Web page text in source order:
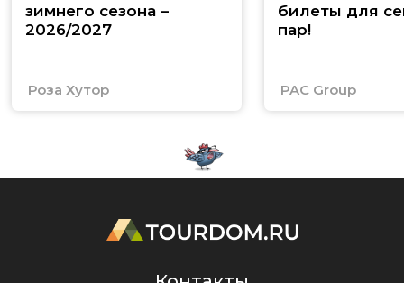
зимнего сезона –
2026/2027
Роза Хутор
билеты для
пар!
PAC Group